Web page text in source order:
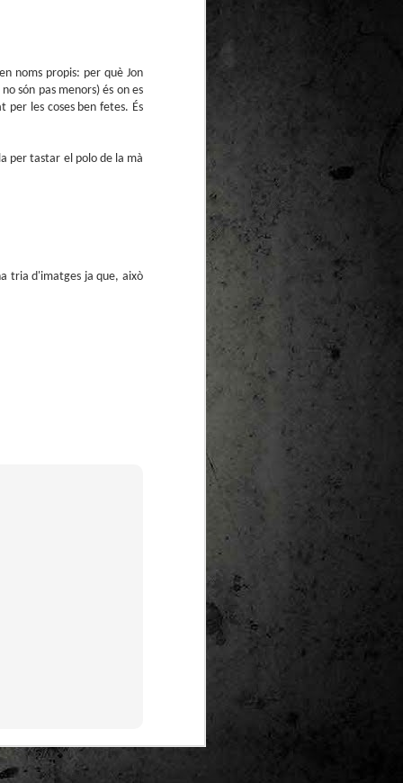
noms propis: per què Jon
són pas menors) és on es
per les coses ben fetes. És
per tastar el polo de la mà
tria d'imatges ja que, això